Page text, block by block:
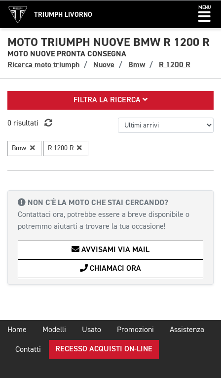
TRIUMPH LIVORNO
MENU
MOTO TRIUMPH NUOVE BMW R 1200 R
MOTO NUOVE PRONTA CONSEGNA
Ricerca moto triumph
Nuove Bmw R 1200 R
FILTRA LA RICERCA
0 risultati
Bmw R 1200 R
NON C'È LA MOTO CHE STAI CERCANDO?
Contattaci ora, potrebbe essere a breve disponibile o
potremmo aiutarti a trovare la tua occasione!
AVVISAMI VIA MAIL
CHIAMACI ORA
Home Modelli Usato Promozioni Assistenza
Contatti RECESSO ACQUISTI ON-LINE